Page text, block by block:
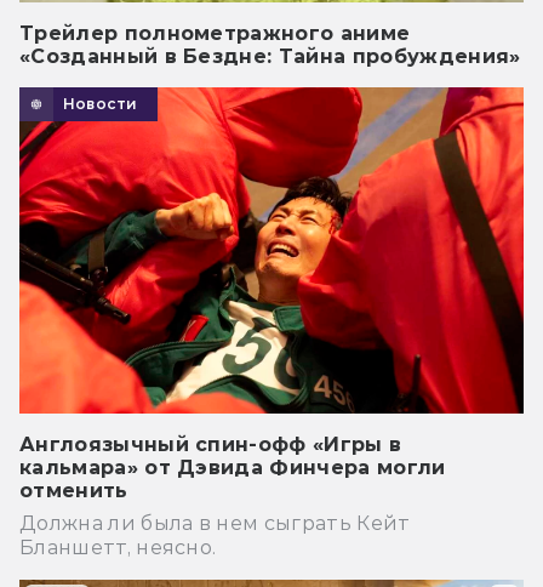
Трейлер полнометражного аниме
«Созданный в Бездне: Тайна пробуждения»
Новости
Англоязычный спин-офф «Игры в
кальмара» от Дэвида Финчера могли
отменить
Должна ли была в нем сыграть Кейт
Бланшетт, неясно.